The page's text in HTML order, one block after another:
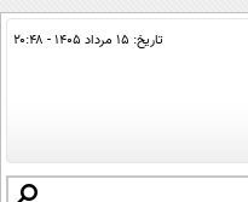
تاریخ: ۱۵ مرداد ۱۴۰۵ - ۲۰:۴۸